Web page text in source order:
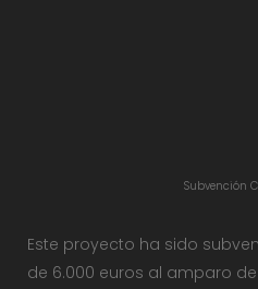
Subvención
Este proyecto ha sido
de 6.000 euros al amparo de